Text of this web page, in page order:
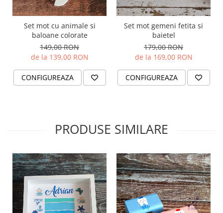
Set mot cu animale si
baloane colorate
149,00 RON
de la 139,00 RON
CONFIGUREAZA
Set mot gemeni fetita si
baietel
179,00 RON
de la 169,00 RON
CONFIGUREAZA
PRODUSE SIMILARE